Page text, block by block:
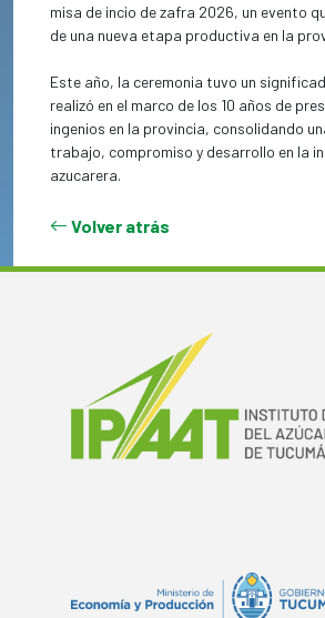
misa de incio de zafra 2026, un evento
de una nueva etapa productiva en la
Este año, la ceremonia tuvo un
realizó en el marco de los 10 años de
ingenios en la provincia, consolidando
trabajo, compromiso y desarrollo en la
azucarera.
Volver atrás